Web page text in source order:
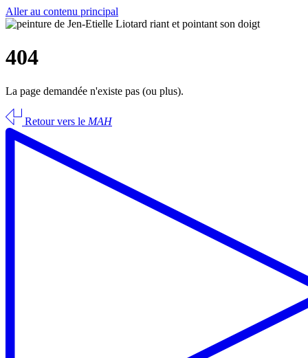
Aller au contenu principal
404
La page demandée n'existe pas (ou plus).
Retour vers le MAH